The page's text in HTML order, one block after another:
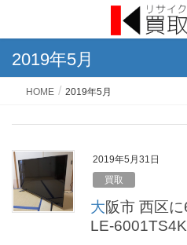
2019年5月
HOME 2019年5月
2019年5月31日
買取
大阪市 西区に60型 4K液晶テレビ
LE-